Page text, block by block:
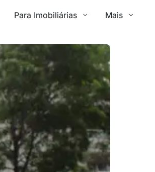
Para Imobiliárias Mais